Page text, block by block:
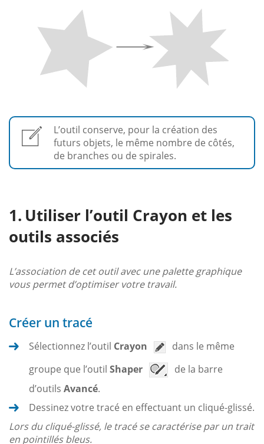
L’outil conserve, pour la création des
futurs objets, le même nombre de côtés,
de branches ou de spirales.
Utiliser l’outil Crayon et les
outils associés
L’association de cet outil avec une palette graphique
vous permet d’optimiser votre travail.
Créer un tracé
Sélectionnez l’outil Crayon
dans le même
groupe que l’outil Shaper
de la barre
d’outils Avancé.
Dessinez votre tracé en effectuant un cliqué-glissé.
Lors du cliqué-glissé, le tracé se caractérise par un trait
en pointillés bleus.